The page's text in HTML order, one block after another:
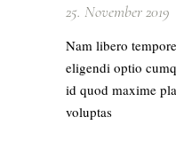
25. November 2019
Nam libero
eligendi optio
id quod maxime
voluptas